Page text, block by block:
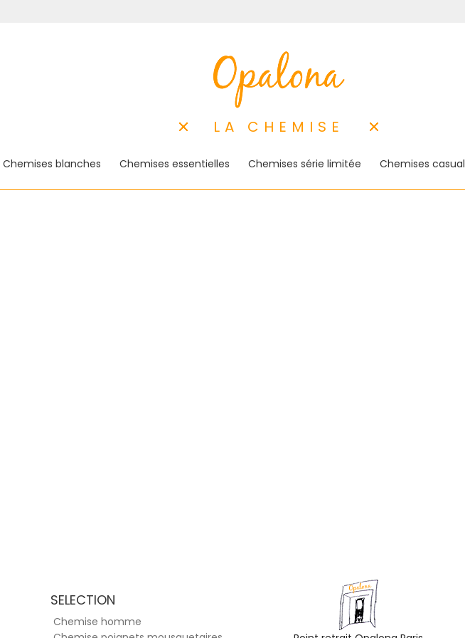
LA CHEMISE
Chemises blanches Chemises essentielles Chemises série limitée Chemises casual
SELECTION
Chemise homme